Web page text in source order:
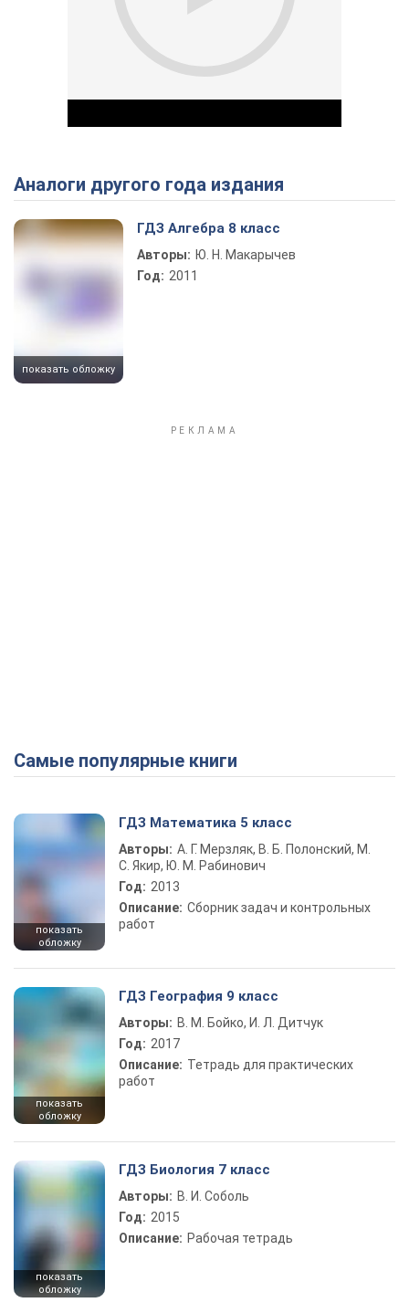
Play Video
Аналоги другого года издания
показать обложку
ГДЗ Алгебра 8 класс
Авторы: Ю. Н. Макарычев
Год: 2011
Самые популярные книги
показать
обложку
ГДЗ Математика 5 класс
Авторы: А. Г. Мерзляк, В. Б. Полонский, М.
С. Якир, Ю. М. Рабинович
Год: 2013
Описание: Сборник задач и контрольных
работ
показать
обложку
ГДЗ География 9 класс
Авторы: В. М. Бойко, И. Л. Дитчук
Год: 2017
Описание: Тетрадь для практических
работ
показать
обложку
ГДЗ Биология 7 класс
Авторы: В. И. Соболь
Год: 2015
Описание: Рабочая тетрадь